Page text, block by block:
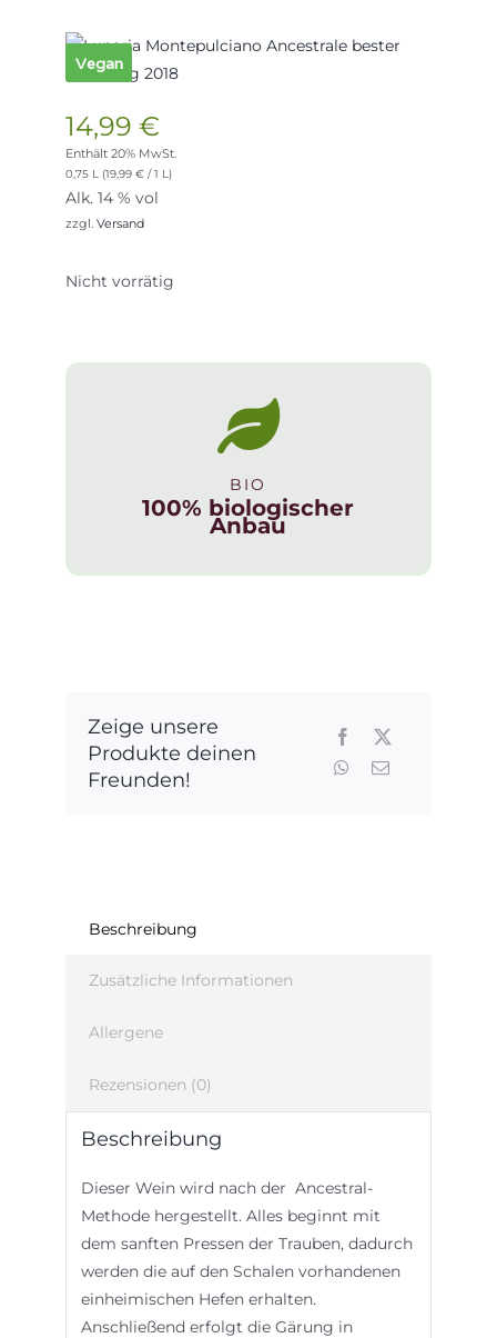
Vegan
14,99€
Enthält 20% MwSt.
0,75 L (19,99€ / 1 L)
Alk. 14 % vol
zzgl.Versand
Nicht vorrätig
BIO
100% biologischer
Anbau
Beschreibung
Zusätzliche Informationen
Allergene
Rezensionen (0)
Beschreibung
Dieser Wein wird nach der Ancestral-
Methode hergestellt. Alles beginnt mit
dem sanften Pressen der Trauben, dadurch
werden die auf den Schalen vorhandenen
einheimischen Hefen erhalten.
Anschließend erfolgt die Gärung in
Zeige unsere
Produkte deinen
Freunden!